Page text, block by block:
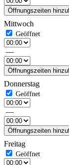
Öffnungszeiten
Mittwoch
—
Öffnungszeiten
Donnerstag
—
Öffnungszeiten
Freitag